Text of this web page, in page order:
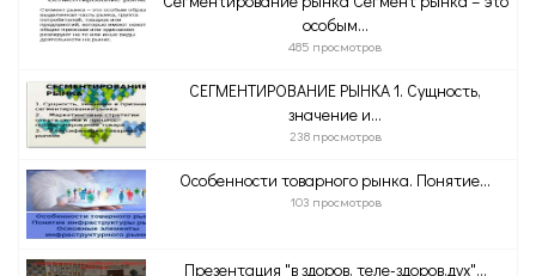
особым...
485 просмотров
СЕГМЕНТИРОВАНИЕ РЫНКА 1. Сущность,
значение и...
238 просмотров
Особенности товарного рынка. Понятие...
103 просмотров
Презентация "в здоров. теле-здоров.дух"...